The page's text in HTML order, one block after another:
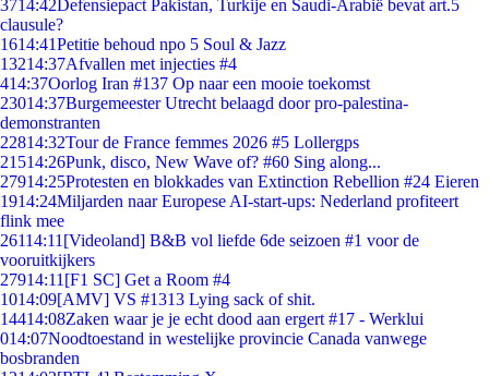
3714:42Defensiepact Pakistan, Turkije en Saudi-Arabië bevat art.5
clausule?
1614:41Petitie behoud npo 5 Soul & Jazz
13214:37Afvallen met injecties #4
414:37Oorlog Iran #137 Op naar een mooie toekomst
23014:37Burgemeester Utrecht belaagd door pro-palestina-
demonstranten
22814:32Tour de France femmes 2026 #5 Lollergps
21514:26Punk, disco, New Wave of? #60 Sing along...
27914:25Protesten en blokkades van Extinction Rebellion #24 Eieren
1914:24Miljarden naar Europese AI-start-ups: Nederland profiteert
flink mee
26114:11 [Videoland] B&B vol liefde 6de seizoen #1 voor de
vooruitkijkers
27914:11 [F1 SC] Get a Room #4
1014:09[AMV] VS #1313 Lying sack of shit.
14414:08Zaken waar je je echt dood aan ergert #17 - Werklui
014:07Noodtoestand in westelijke provincie Canada vanwege
bosbranden